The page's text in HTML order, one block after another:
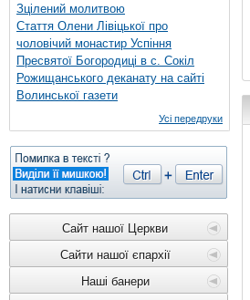
Зцілений молитвою
Стаття Олени Лівіцької про
чоловічий монастир Успіння
Пресвятої Богородиці в с. Сокіл
Рожищанського деканату на сайті
Волинської газети
Усі передруки
Сайт нашої Церкви
Сайти нашої єпархії
Наші банери